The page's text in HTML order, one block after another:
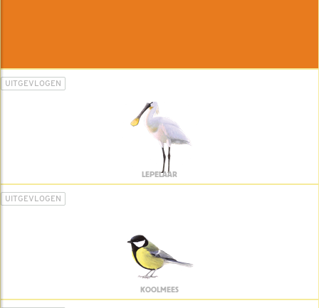
UITGEVLOGEN
LEPELAAR
UITGEVLOGEN
KOOLMEES